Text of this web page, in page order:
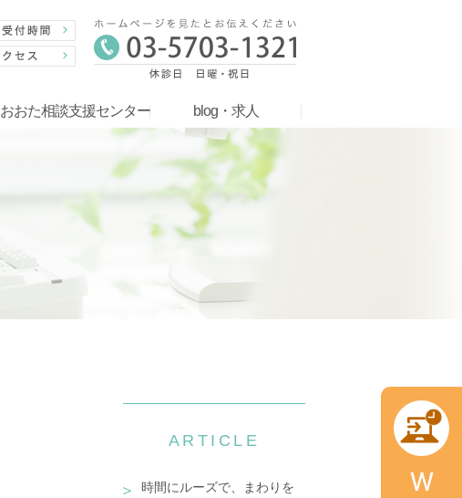
おおた相談支援センター blog・求人
ARTICLE
時間にルーズで、まわりを